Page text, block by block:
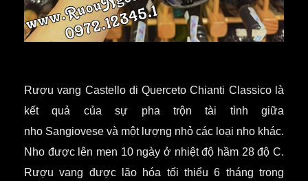
Rượu vang Castello di Querceto Chianti Classico là
kết quả của sự pha trộn tài tình giữa
nho Sangiovese và một lượng nhỏ các loại nho khác.
Nho được lên men 10 ngày ở nhiệt độ hầm 28 độ C.
Rượu vang được lão hóa tối thiểu 6 tháng trong